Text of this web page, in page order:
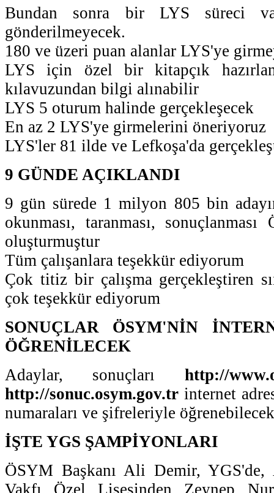
Bundan sonra bir LYS süreci
gönderilmeyecek.
180 ve üzeri puan alanlar LYS'ye
LYS için özel bir kitapçık
kılavuzundan bilgi alınabilir
LYS 5 oturum halinde gerçekleşecek
En az 2 LYS'ye girmelerini öneriyoruz
LYS'ler 81 ilde ve Lefkoşa'da
9 GÜNDE AÇIKLANDI
9 gün sürede 1 milyon 805 bin
okunması, taranması,
oluşturmuştur
Tüm çalışanlara teşekkür ediyorum
Çok titiz bir çalışma gerçekleştiren
çok teşekkür ediyorum
SONUÇLAR ÖSYM'NİN
ÖĞRENİLECEK
Adaylar, sonuçları http://
http://sonuc.osym.gov.tr internet
numaraları ve şifreleriyle
İŞTE YGS ŞAMPİYONLARI
ÖSYM Başkanı Ali Demir,
Vakfı Özel Lisesinden Zeynep